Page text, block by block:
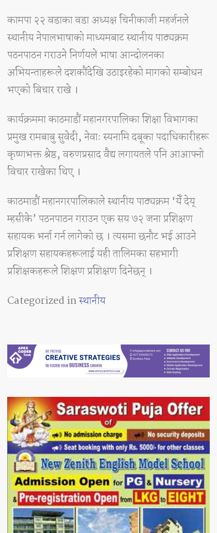
कामपा २२ वडाका वडा अध्यक्ष चिनीकाजी महर्जनले
स्थानीय नेपालभाषाको माध्यमबाट स्थानीय पाठ्यक्रम
पठनपाठन गराउने निर्णयले भाषा आन्दोलनका
अभियन्ताहरूले दशकौंदेखि उठाइरहेको मागको सम्बोधन
भएको बिचार राखे ।
कार्यक्रममा काठमाडौं महानगरपालिका शिक्षा विभागका
प्रमुख रामबाबु सुवेदी, नेवाः स्यनामि दबूका पदाधिकारीहरू
कृष्णभक्त श्रेष्ठ, वरुणप्रसाद वैद्य लगायतले पनि आआफ्नो
विचार राखेका थिए ।
काठमाडौं महानगरपालिकाले स्थानीय पाठ्यक्रम ‘येँ देय्
म्हसीके’ पठनपाठन गराउन एक सय ७२ जना प्रशिक्षण
सहायक भर्ना गर्न लागेको छ । त्यसमा छनौट भई आउने
प्रशिक्षण सहायकहरूलाई यही तालिमका सहभागी
प्रशिक्षकहरूले शिक्षण प्रशिक्षण दिनेछन् ।
Categorized inस्थानीय